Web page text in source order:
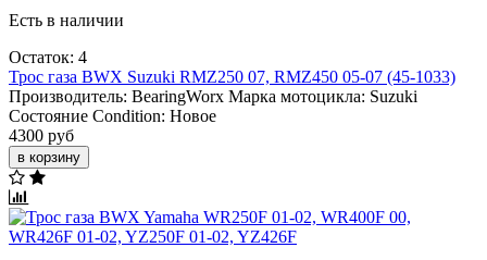
Есть в наличии
Остаток: 4
Трос газа BWX Suzuki RMZ250 07, RMZ450 05-07 (45-1033)
Производитель: BearingWorx Марка мотоцикла: Suzuki
Состояние Condition: Новое
4300 руб
в корзину